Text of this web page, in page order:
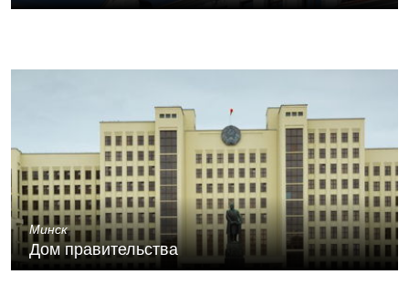
Минск
Дом правительства